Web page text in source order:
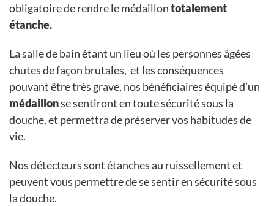
obligatoire de rendre le médaillontotalement
étanche.
La salle de bain étant un lieu où les personnes âgées
chutes de façon brutales, et les conséquences
pouvant être très grave, nos bénéficiaires équipé d’un
médaillonse sentiront en toute sécurité sous la
douche, et permettra de préserver vos habitudes de
vie.
Nos détecteurs sont étanches au ruissellement et
peuvent vous permettre de se sentir en sécurité sous
la douche.